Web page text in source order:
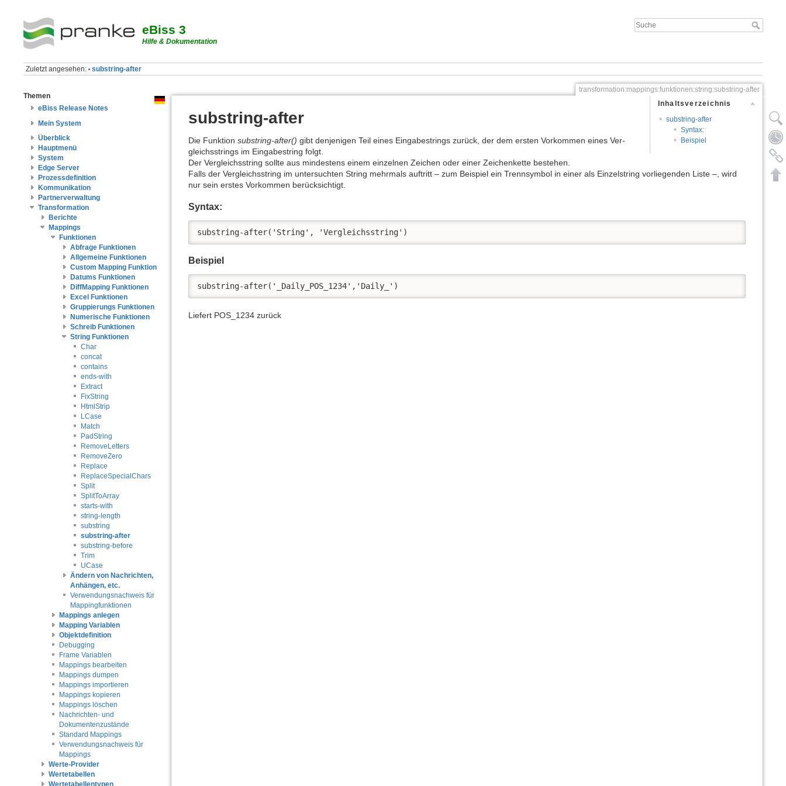
eBiss 3
Hilfe & Dokumentation
Zuletzt angesehen: • substring-after
Themen
eBiss Release Notes
Mein System
Überblick
Hauptmenü
System
Edge Server
Prozessdefinition
Kommunikation
Partnerverwaltung
Transformation
Berichte
Mappings
Funktionen
Abfrage Funktionen
Allgemeine Funktionen
Custom Mapping Funktion
Datums Funktionen
DiffMapping Funktionen
Excel Funktionen
Gruppierungs Funktionen
Numerische Funktionen
Schreib Funktionen
String Funktionen
Char
concat
contains
ends-with
Extract
FixString
HtmlStrip
LCase
Match
PadString
RemoveLetters
RemoveZero
Replace
ReplaceSpecialChars
Split
SplitToArray
starts-with
string-length
substring
substring-after
substring-before
Trim
UCase
Ändern von Nachrichten,
Anhängen, etc.
Verwendungsnachweis für
Mappingfunktionen
Mappings anlegen
Mapping Variablen
Objektdefinition
Debugging
Frame Variablen
Mappings bearbeiten
Mappings dumpen
Mappings importieren
Mappings kopieren
Mappings löschen
Nachrichten- und
Dokumentenzustände
Standard Mappings
Verwendungsnachweis für
Mappings
Werte-Provider
Wertetabellen
transformation:mappings:funktionen:string:substring-after
Inhaltsverzeichnis
substring-after
Syntax:
Beispiel
substring-after
Die Funktion substring-after() gibt denje­nigen Teil eines Eingabestrings zurück, der dem ersten Vorkommen eines Ver­
gleichsstrings im Eingabestring folgt.
Der Vergleichsstring sollte aus mindes­tens einem einzelnen Zeichen oder einer Zeichenkette bestehen.
Falls der Ver­gleichsstring im untersuchten String mehrmals auftritt – zum Beispiel ein Trennsymbol in einer als Einzelstring vorliegenden Liste –, wird
nur sein erstes Vorkommen berücksichtigt.
Syntax:
substring-after('String', 'Ver­gleichsstring')
Beispiel
substring-after('_Daily_POS_1234','Daily_')
Liefert POS_1234 zurück